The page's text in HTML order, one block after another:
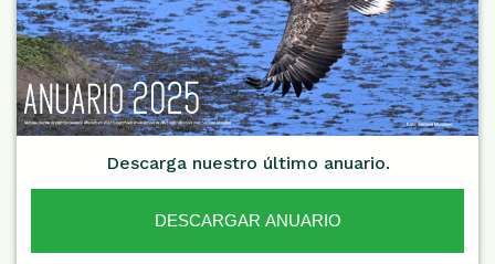
Descarga nuestro último anuario.
DESCARGAR ANUARIO